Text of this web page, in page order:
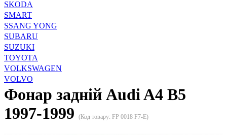
SKODA
SMART
SSANG YONG
SUBARU
SUZUKI
TOYOTA
VOLKSWAGEN
VOLVO
Фонар задній Audi A4 B5
1997-1999
(Код товару: FP 0018 F7-E)